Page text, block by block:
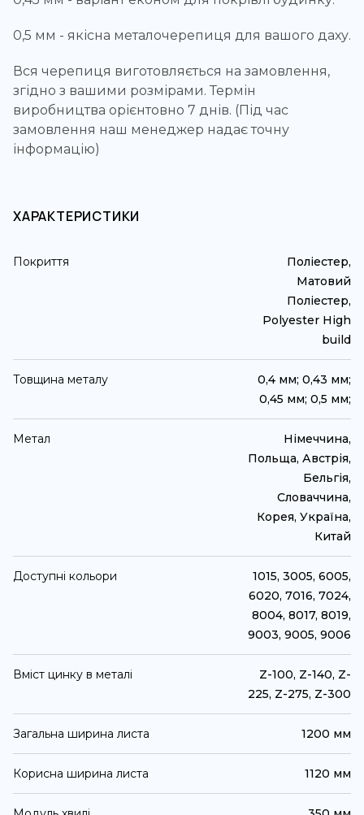
0,5 мм - якісна металочерепиця для вашого даху.
Вся черепиця виготовляється на замовлення,
згідно з вашими розмірами. Термін
виробництва орієнтовно 7 днів. (Під час
замовлення наш менеджер надає точну
інформацію)
ХАРАКТЕРИСТИКИ
Покриття
Поліестер,
Матовий
Поліестер,
Polyester High
build
Товщина металу
0,4 мм; 0,43 мм;
0,45 мм; 0,5 мм;
Метал
Німеччина,
Польща, Австрія,
Бельгія,
Словаччина,
Корея, Україна,
Китай
Доступні кольори
1015, 3005, 6005,
6020, 7016, 7024,
8004, 8017, 8019,
9003, 9005, 9006
Вміст цинку в металі
Z-100, Z-140, Z-
225, Z-275, Z-300
Загальна ширина листа 1200 мм
Корисна ширина листа 1120 мм